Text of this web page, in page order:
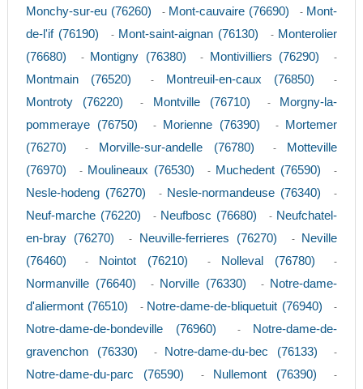
Monchy-sur-eu (76260) - Mont-cauvaire (76690) - Mont-
de-l'if (76190)
- Mont-saint-aignan (76130) - Monterolier
(76680)
- Montigny (76380) - Montivilliers (76290) -
Montmain (76520) - Montreuil-en-caux (76850) -
Montroty (76220) - Montville (76710) -
Morgny-la-
pommeraye (76750)
- Morienne (76390) -
Mortemer
(76270)
- Morville-sur-andelle (76780) -
Motteville
(76970)
- Moulineaux (76530) - Muchedent (76590) -
Nesle-hodeng (76270) - Nesle-normandeuse (76340) -
Neuf-marche (76220) - Neufbosc (76680) - Neufchatel-
en-bray (76270)
- Neuville-ferrieres (76270) -
Neville
(76460)
- Nointot (76210) - Nolleval (76780) -
Normanville (76640) - Norville (76330) -
Notre-dame-
d'aliermont (76510)
- Notre-dame-de-bliquetuit (76940) -
Notre-dame-de-bondeville (76960) -
Notre-dame-de-
gravenchon (76330)
- Notre-dame-du-bec (76133) -
Notre-dame-du-parc (76590) - Nullemont (76390) -